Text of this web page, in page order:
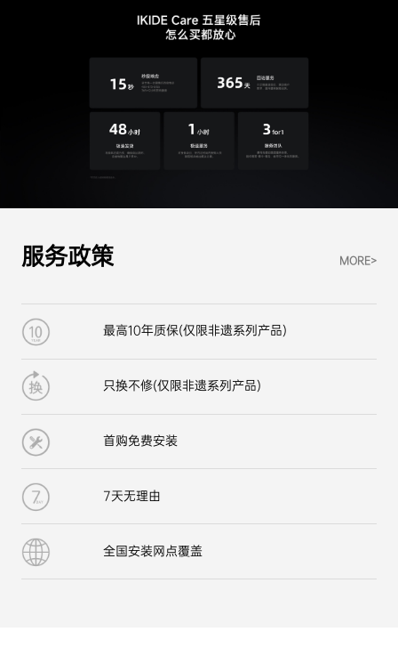
服务政策 MORE>
最高10年质保(仅限非遗系列产品)
只换不修(仅限非遗系列产品)
首购免费安装
7天无理由
全国安装网点覆盖